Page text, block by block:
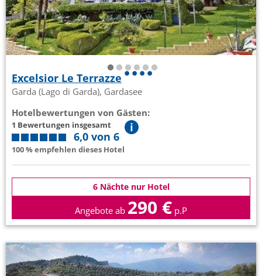
Excelsior Le Terrazze
Garda (Lago di Garda), Gardasee
Hotelbewertungen von Gästen:
1 Bewertungen insgesamt
6,0 von 6
100 % empfehlen dieses Hotel
6 Nächte nur Hotel
Angebote ab 290 € p.P